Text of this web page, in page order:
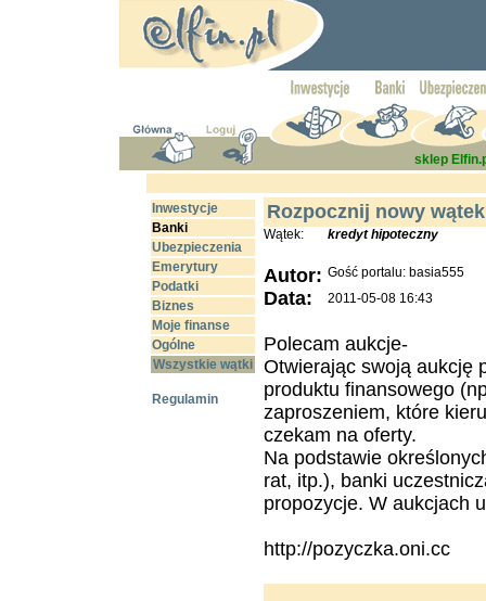
sklep
Inwestycje
Banki
Ubezpieczenia
Emerytury
Podatki
Biznes
Moje finanse
Ogólne
Wszystkie wątki
Regulamin
Rozpocznij nowy wątek
Wątek: kredyt hipoteczny
Autor: Gość portalu: basia555
Data: 2011-05-08 16:43
Polecam aukcje-
Otwierając swoją aukcję
produktu finansowego
zaproszeniem, które
czekam na oferty.
Na podstawie
rat, itp.), banki
propozycje. W aukcjach
http://pozyczka.oni.cc